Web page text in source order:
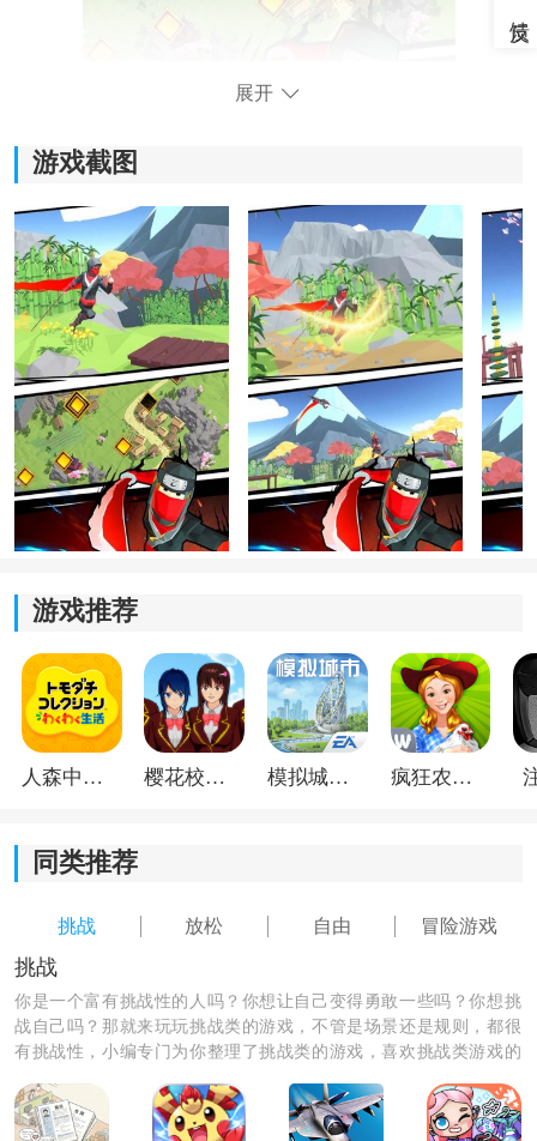
《超凡忍者》游戏体验：
*画面精美细腻，炫彩的特效和高清的视觉效果，带来超
凡的视觉享受。
*玩法富有创意，不仅可以单人游戏，还可以与好友一起
组建忍者队伍，合作对战。
*操作简单易上手，轻松掌握各种技能和招式，瞬间释放
华丽连击，让玩家畅爽体验忍者的力量。
*游戏提供多种游戏模式，玩家可以选择自己喜欢的玩
展开
游戏截图
游戏推荐
人森中文版 樱花校园模拟器1.048.00中文版 模拟城市我是巿长联机版 疯狂农场3美国派19
同类推荐
挑战 放松 自由 冒险游戏
挑战
你是一个富有挑战性的人吗？你想让自己变得勇敢一些吗？你想挑
战自己吗？那就来玩玩挑战类的游戏，不管是场景还是规则，都很
有挑战性，小编专门为你整理了挑战类的游戏，喜欢挑战类游戏的